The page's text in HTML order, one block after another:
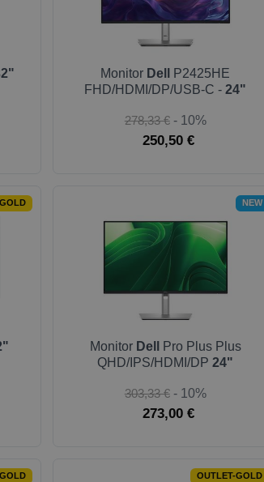
Monitor Dell
P2425HE
FHD/HDMI/DP/USB-C -24"
278,33 € - 10%
250,50 €
NEW
Monitor Dell
Pro Plus Plus
QHD/IPS/HDMI/DP24"
303,33 € - 10%
273,00 €
OUTLET-GOLD